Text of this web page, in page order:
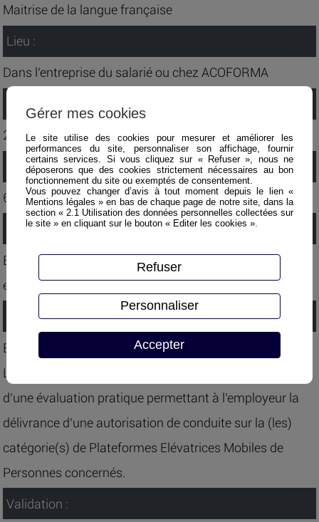
Maitrise de la langue française
Lieu :
Dans l’entreprise du salarié ou chez ACOFORMA
2 jours.
Nombre de participants :
6 participants maximum.
Méthode pédagogique :
Exposés, vidéo, travaux de groupe, exercices pratiques,
etc.
Evaluation :
Evaluation formative tout au long de la formation.
La formation sera suivie d’un examen théorique et
d’une évaluation pratique permettant à l’employeur la
délivrance d’une autorisation de conduite sur la (les)
catégorie(s) de Plateformes Elévatrices Mobiles de
Personnes concernés.
Validation :
Gérer mes cookies
Le site utilise des cookies pour mesurer et améliorer les
performances du site, personnaliser son affichage, fournir
certains services. Si vous cliquez sur « Refuser », nous ne
déposerons que des cookies strictement nécessaires au bon
fonctionnement du site ou exemptés de consentement.
Vous pouvez changer d’avis à tout moment depuis le lien «
Mentions légales » en bas de chaque page de notre site, dans la
section « 2.1 Utilisation des données personnelles collectées sur
le site » en cliquant sur le bouton « Editer les cookies ».
Accepter
Refuser
Personnaliser